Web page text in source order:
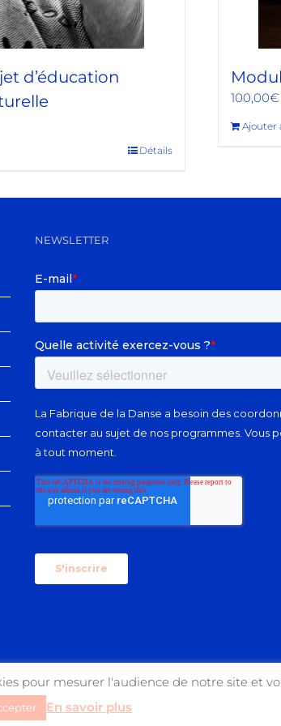
d’éducation
Détails
100,00€
Ajouter
NEWSLETTER
pour mesurer l'audience de notre site et
En savoir plus